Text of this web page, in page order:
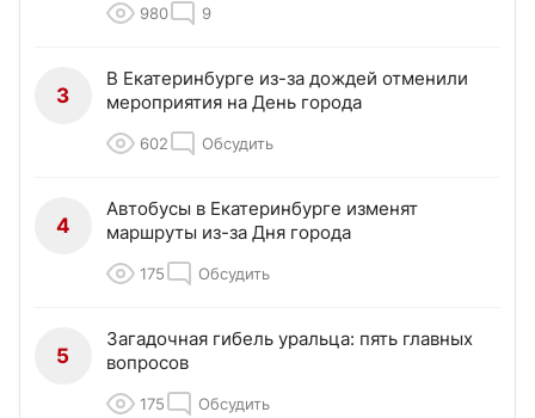
980 9
3
В Екатеринбурге из-за дождей отменили
мероприятия на День города
602 Обсудить
4
Автобусы в Екатеринбурге изменят
маршруты из-за Дня города
175 Обсудить
5
Загадочная гибель уральца: пять главных
вопросов
175 Обсудить